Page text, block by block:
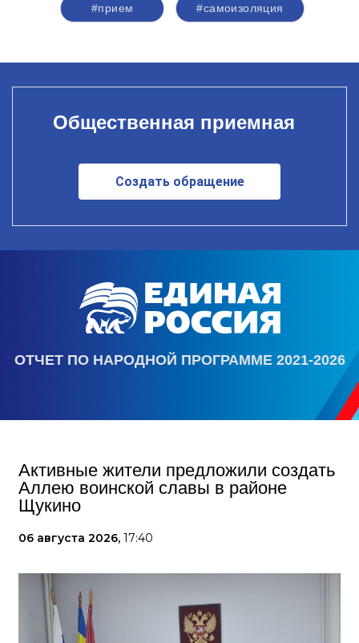
#прием #самоизоляция
Общественная приемная
Создать обращение
ОТЧЕТ ПО НАРОДНОЙ ПРОГРАММЕ 2021-2026
Активные жители предложили создать
Аллею воинской славы в районе
Щукино
06 августа 2026, 17:40